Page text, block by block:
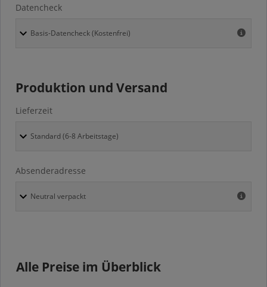
Datencheck
Produktion und Versand
Lieferzeit
Absenderadresse
Alle Preise im Überblick